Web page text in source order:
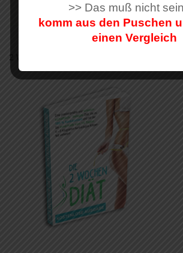
2 WOCHEN DIÄT
>> Das muß nicht
komm aus den Puschen
einen Vergleich